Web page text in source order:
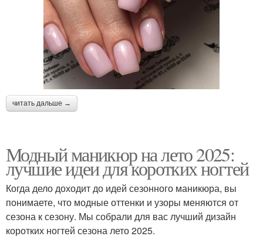
читать дальше →
Модный маникюр на лето 2025:
лучшие идеи для коротких ногтей
Когда дело доходит до идей сезонного маникюра, вы
понимаете, что модные оттенки и узоры меняются от
сезона к сезону. Мы собрали для вас лучший дизайн
коротких ногтей сезона лето 2025.